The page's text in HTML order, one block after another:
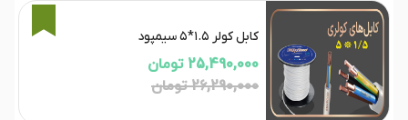
3%
کابل کولر ۱.۵*۵ سیمپود
25,490,000 تومان
26,290,000 تومان